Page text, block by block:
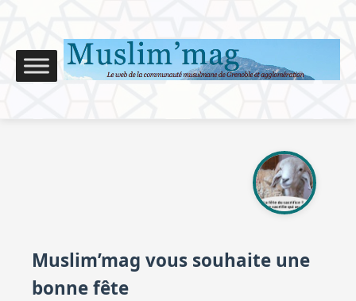
Muslim’mag vous souhaite une
bonne fête